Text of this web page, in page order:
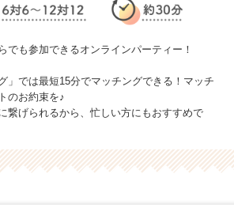
でも参加できるオンラインパーティー！
」では最短15分でマッチングできる！マッチ
のお約束を♪
繋げられるから、忙しい方にもおすすめで